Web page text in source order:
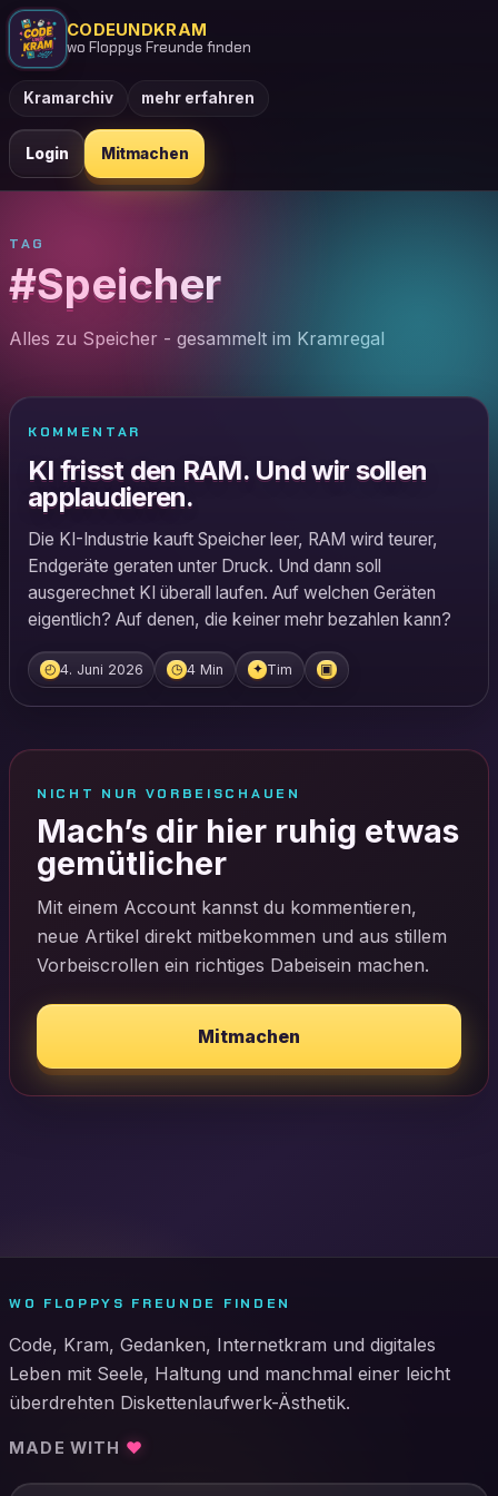
CODEUNDKRAM
wo Floppys Freunde finden
Kramarchiv mehr erfahren
Login Mitmachen
TAG
#Speicher
Alles zu Speicher - gesammelt im Kramregal
KOMMENTAR
KI frisst den RAM. Und wir sollen
applaudieren.
Die KI-Industrie kauft Speicher leer, RAM wird teurer,
Endgeräte geraten unter Druck. Und dann soll
ausgerechnet KI überall laufen. Auf welchen Geräten
eigentlich? Auf denen, die keiner mehr bezahlen kann?
◴ 4. Juni 2026 ◷ 4 Min ✦ Tim ▣
NICHT NUR VORBEISCHAUEN
Mach’s dir hier ruhig etwas
gemütlicher
Mit einem Account kannst du kommentieren,
neue Artikel direkt mitbekommen und aus stillem
Vorbeiscrollen ein richtiges Dabeisein machen.
Mitmachen
WO FLOPPYS FREUNDE FINDEN
Code, Kram, Gedanken, Internetkram und digitales
Leben mit Seele, Haltung und manchmal einer leicht
überdrehten Diskettenlaufwerk-Ästhetik.
MADE WITH ♥